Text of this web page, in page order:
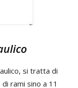
si tratta di
rami sino a 11